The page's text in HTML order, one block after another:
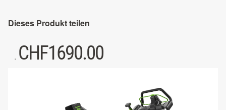
Dieses Produkt teilen
. CHF1690.00